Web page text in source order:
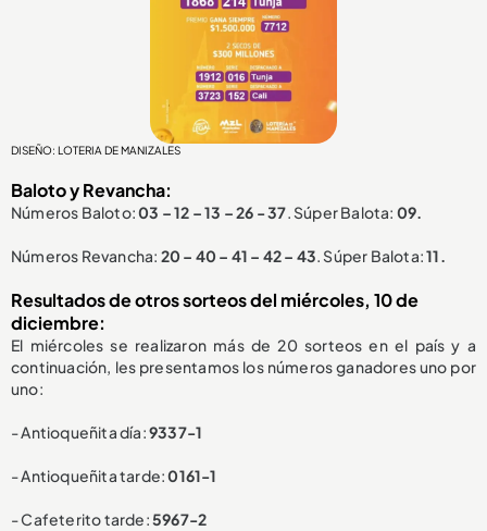
DISEÑO: LOTERIA DE MANIZALES
Baloto y Revancha:
Números Baloto:03 – 12 – 13 – 26 - 37. Súper Balota: 09.
Números Revancha: 20 – 40 – 41 – 42 – 43. Súper Balota:11.
Resultados de otros sorteos del miércoles, 10 de
diciembre:
El miércoles se realizaron más de 20 sorteos en el país y a
continuación, les presentamos los números ganadores uno por
uno:
- Antioqueñita día:9337-1
- Antioqueñita tarde:0161-1
- Cafeterito tarde:5967-2